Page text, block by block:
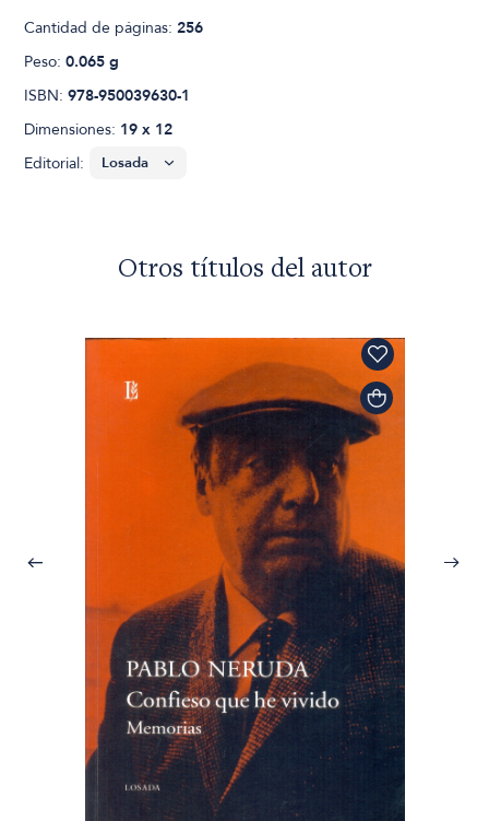
Cantidad de páginas:256
Peso:0.065 g
ISBN:978-950039630-1
Dimensiones: 19 x 12
Editorial:
Otros títulos del autor